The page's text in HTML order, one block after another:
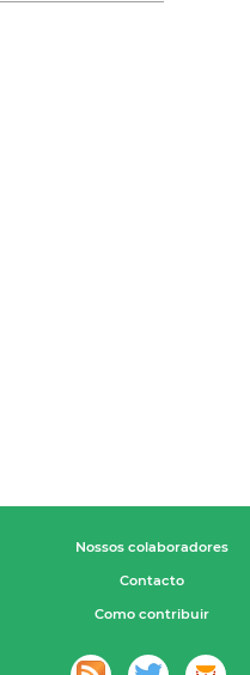
Nossos colaboradores
Contacto
Como contribuir